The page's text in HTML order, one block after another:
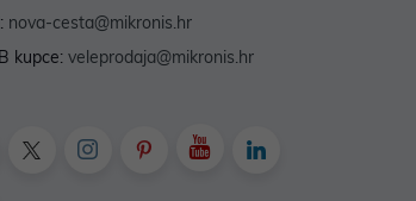
nova-cesta@mikronis.hr
kupce: veleprodaja@mikronis.hr